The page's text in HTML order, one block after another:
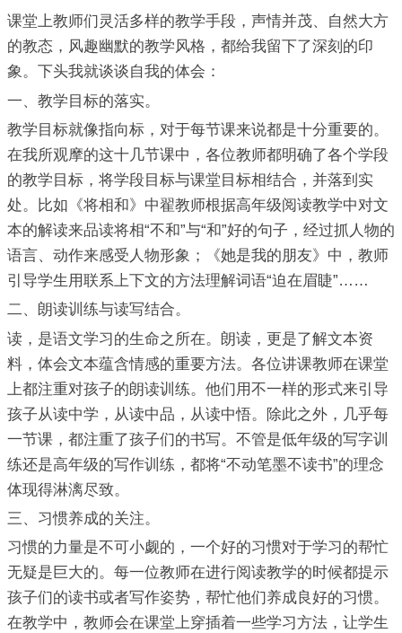
课堂上教师们灵活多样的教学手段，声情并茂、自然大方
的教态，风趣幽默的教学风格，都给我留下了深刻的印
象。下头我就谈谈自我的体会：
一、教学目标的落实。
教学目标就像指向标，对于每节课来说都是十分重要的。
在我所观摩的这十几节课中，各位教师都明确了各个学段
的教学目标，将学段目标与课堂目标相结合，并落到实
处。比如《将相和》中翟教师根据高年级阅读教学中对文
本的解读来品读将相“不和”与“和”好的句子，经过抓人物的
语言、动作来感受人物形象；《她是我的朋友》中，教师
引导学生用联系上下文的方法理解词语“迫在眉睫”……
二、朗读训练与读写结合。
读，是语文学习的生命之所在。朗读，更是了解文本资
料，体会文本蕴含情感的重要方法。各位讲课教师在课堂
上都注重对孩子的朗读训练。他们用不一样的形式来引导
孩子从读中学，从读中品，从读中悟。除此之外，几乎每
一节课，都注重了孩子们的书写。不管是低年级的写字训
练还是高年级的写作训练，都将“不动笔墨不读书”的理念
体现得淋漓尽致。
三、习惯养成的关注。
习惯的力量是不可小觑的，一个好的习惯对于学习的帮忙
无疑是巨大的。每一位教师在进行阅读教学的时候都提示
孩子们的读书或者写作姿势，帮忙他们养成良好的习惯。
在教学中，教师会在课堂上穿插着一些学习方法，让学生